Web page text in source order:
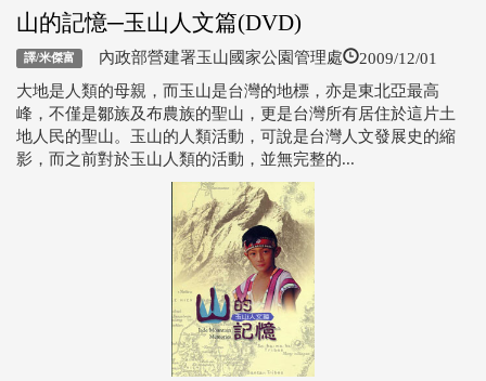
山的記憶─玉山人文篇(DVD)
譯/米傑富 內政部營建署玉山國家公園管理處 2009/12/01
大地是人類的母親，而玉山是台灣的地標，亦是東北亞最高
峰，不僅是鄒族及布農族的聖山，更是台灣所有居住於這片土
地人民的聖山。玉山的人類活動，可說是台灣人文發展史的縮
影，而之前對於玉山人類的活動，並無完整的...